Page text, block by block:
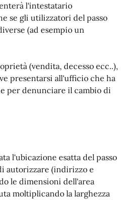
l'intestatario
se gli utilizzatori del passo
(ad esempio un
(vendita, decesso ecc..),
presentarsi all'ufficio che ha
per denunciare il cambio di
l'ubicazione esatta del passo
autorizzare (indirizzo e
le dimensioni dell'area
moltiplicando la larghezza